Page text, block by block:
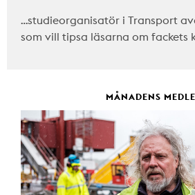
…studieorganisatör i Transport
som vill tipsa läsarna om fackets
MÅNADENS